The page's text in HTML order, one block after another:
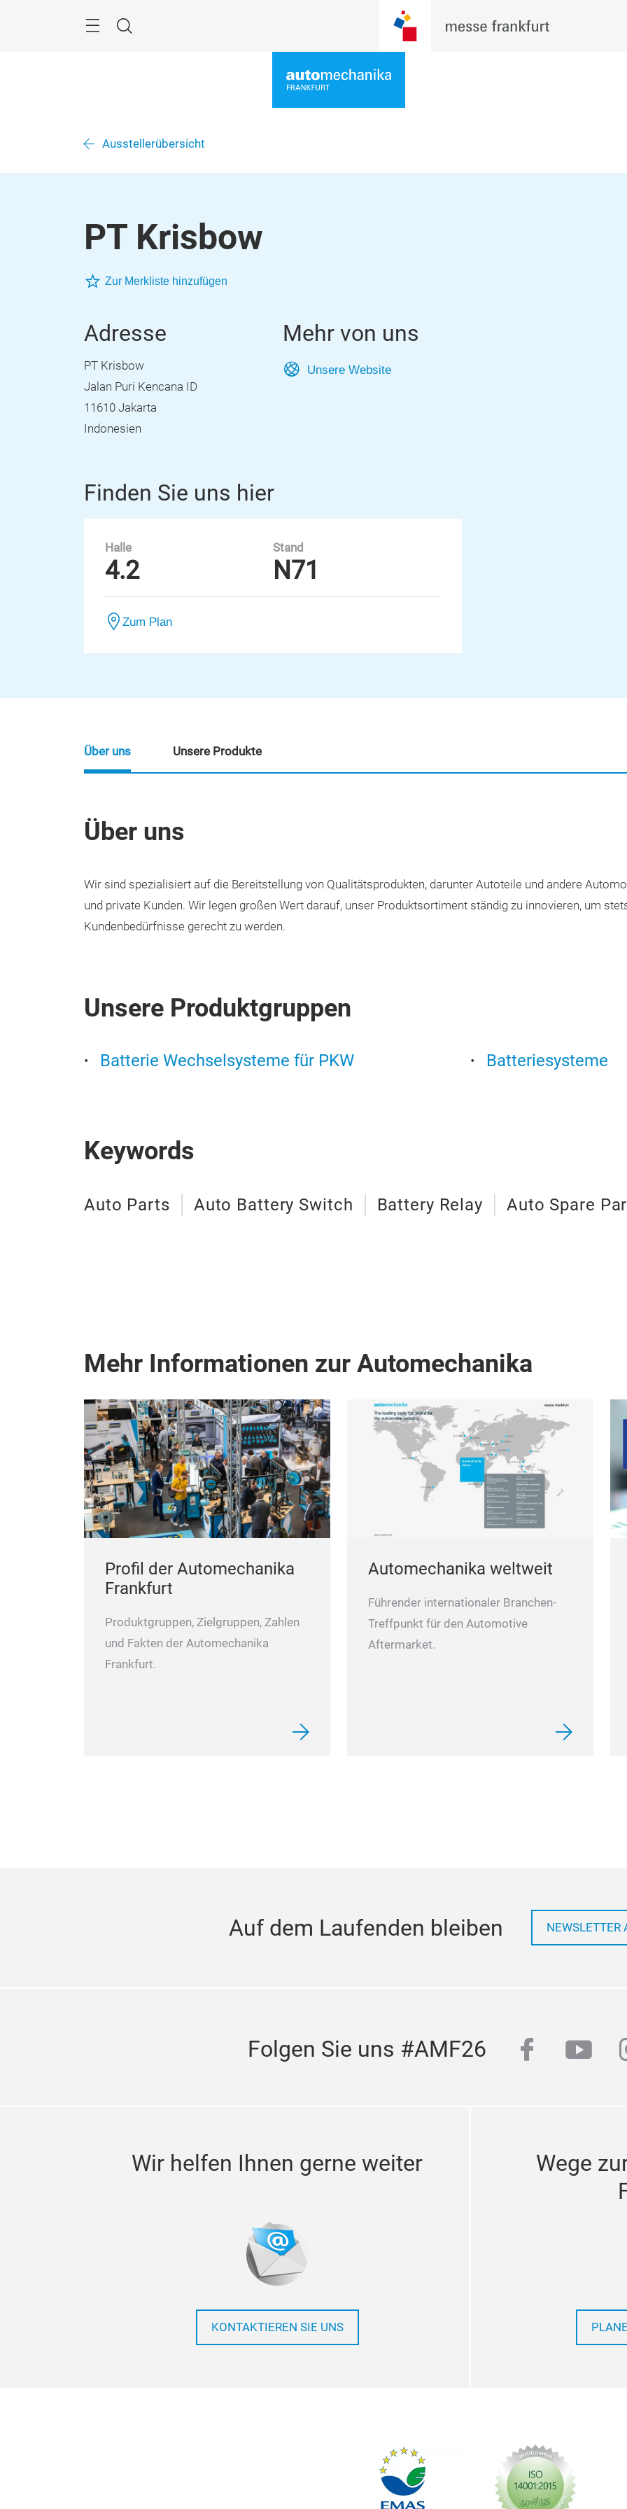
Suche
Ausstellerübersicht
PT Krisbow
Zur Merkliste hinzufügen
Adresse
PT Krisbow
Jalan Puri Kencana ID
11610 Jakarta
Indonesien
Mehr von uns
Unsere Website
Finden Sie uns hier
Halle
4.2
Stand
N71
Zum Plan
Über uns
Wir sind spezialisiert auf die Bereitstellung von Qualitätsprodukten, darunter Autoteile und andere
und private Kunden. Wir legen großen Wert darauf, unser Produktsortiment ständig zu innovieren, um
Kundenbedürfnisse gerecht zu werden.
Unsere Produktgruppen
Batterie Wechselsysteme für PKW Batteriesysteme
Keywords
Auto Parts Auto Battery Switch Battery Relay Auto Spare
Über uns Unsere Produkte
Mehr Informationen zur Automechanika
Profil der Automechanika
Frankfurt
Produktgruppen, Zielgruppen, Zahlen
und Fakten der Automechanika
Frankfurt.
Automechanika weltweit
Führender internationaler Branchen-
Treffpunkt für den Automotive
Aftermarket.
Auf dem Laufenden bleiben NEWSLETTER
Folgen Sie uns #AMF26 facebook
Wir helfen Ihnen gerne weiter
KONTAKTIEREN SIE UNS
Wege